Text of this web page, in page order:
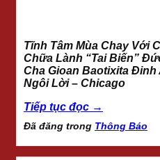
Tĩnh Tâm Mùa Chay Với
Chữa Lành “Tai Biến”
Cha Gioan Baotixita Đinh
Ngôi Lời – Chicago
Tiếp tục đọc →
Đã đăng trong Thông Báo